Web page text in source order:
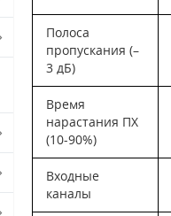
Полоса
пропускания (–
3 дБ)
Время
нарастания ПХ
(10-90%)
Входные
каналы